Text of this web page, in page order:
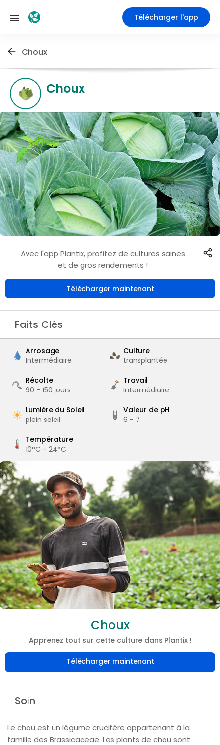
Télécharger l'app
Choux
Choux
Avec l'app Plantix, profitez de cultures saines
et de gros rendements !
Télécharger maintenant
Faits Clés
Arrosage
Intermédiaire
Culture
transplantée
Récolte
90 - 150 jours
Travail
Intermédiaire
Lumière du Soleil
plein soleil
Valeur de pH
6 - 7
Température
10°C - 24°C
Choux
Apprenez tout sur cette culture dans Plantix !
Télécharger maintenant
Soin
Le chou est un légume crucifère appartenant à la
famille des Brassicaceae. Les plants de chou sont